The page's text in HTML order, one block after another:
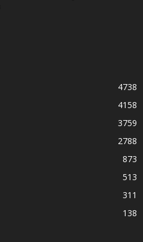
4738
4158
3759
2788
873
513
311
138